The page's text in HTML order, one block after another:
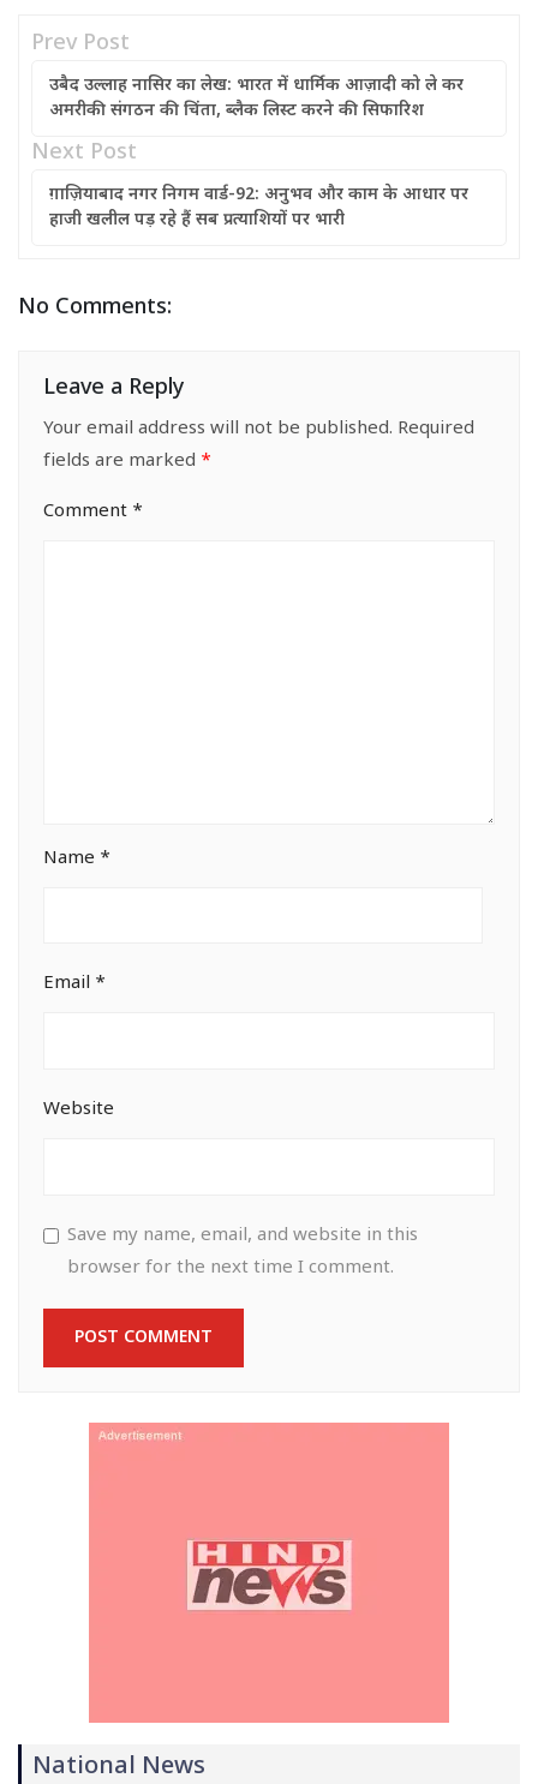
Prev Post
उबैद उल्लाह नासिर का लेख: भारत में धार्मिक आज़ादी को ले कर
अमरीकी संगठन की चिंता, ब्लैक लिस्ट करने की सिफारिश
Next Post
ग़ाज़ियाबाद नगर निगम वार्ड-92: अनुभव और काम के आधार पर
हाजी खलील पड़ रहे हैं सब प्रत्याशियों पर भारी
No Comments:
Leave a Reply
Your email address will not be published. Required
fields are marked *
Comment *
Name *
Email *
Website
Save my name, email, and website in this
browser for the next time I comment.
National News